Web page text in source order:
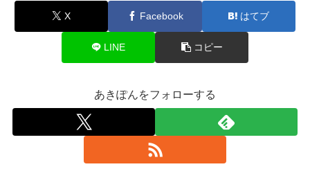
X Facebook はてブ
LINE コピー
あきぽんをフォローする